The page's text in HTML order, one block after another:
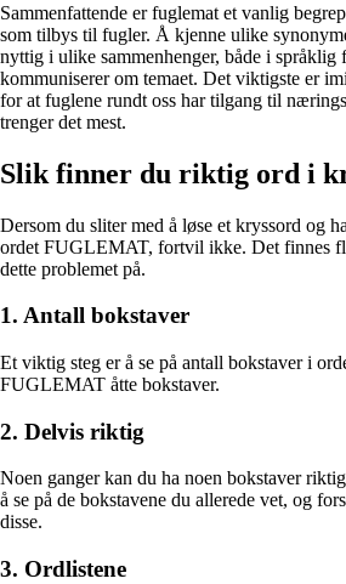
Sammenfattende er fuglemat et vanlig
som tilbys til fugler. Å kjenne ulike
nyttig i ulike sammenhenger, både i språklig
kommuniserer om temaet. Det viktigste er
for at fuglene rundt oss har tilgang til
trenger det mest.
Slik finner du riktig ord i
Dersom du sliter med å løse et kryssord og
ordet FUGLEMAT, fortvil ikke. Det finnes
dette problemet på.
1. Antall bokstaver
Et viktig steg er å se på antall bokstaver i
FUGLEMAT åtte bokstaver.
2. Delvis riktig
Noen ganger kan du ha noen bokstaver
å se på de bokstavene du allerede vet, og
disse.
3. Ordlistene